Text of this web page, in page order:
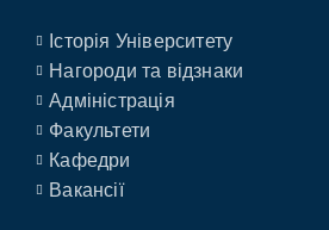
Історія Університету
Нагороди та відзнаки
Адміністрація
Факультети
Кафедри
Вакансії